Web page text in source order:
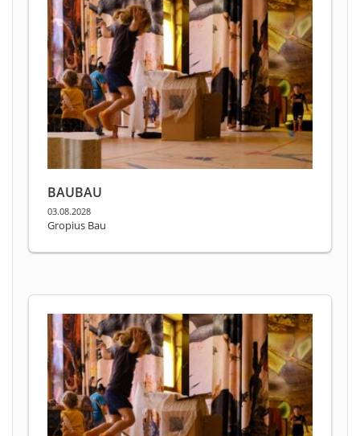
BAUBAU
03.08.2028
Gropius Bau